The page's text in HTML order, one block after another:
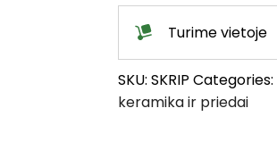
quantity
Turime vietoje
SKU:SKRIP Categories:
keramika ir priedai